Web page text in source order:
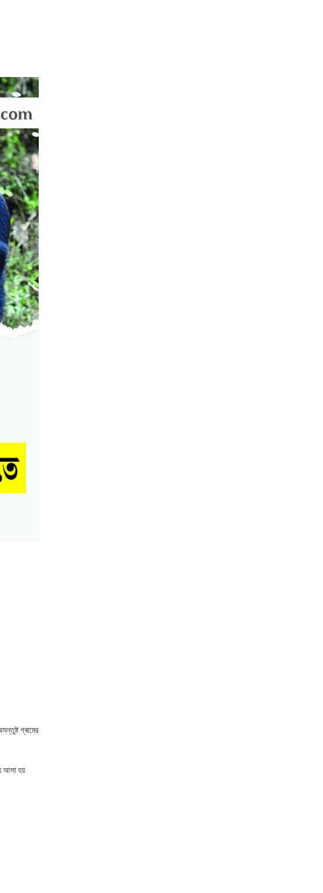
গ্ৰামের
আসা হয়